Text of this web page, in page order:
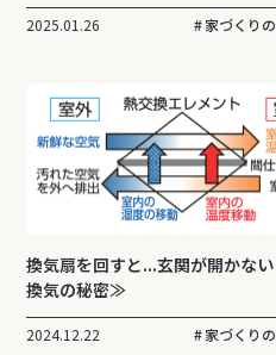
2025.01.26 家づくり
換気扇を回すと...玄関が開かな
換気の秘密≫
2024.12.22 家づくり